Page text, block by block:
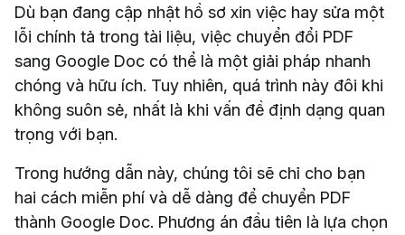
Dù bạn đang cập nhật hồ sơ xin việc hay sửa một
lỗi chính tả trong tài liệu, việc chuyển đổi PDF
sang Google Doc có thể là một giải pháp nhanh
chóng và hữu ích. Tuy nhiên, quá trình này đôi khi
không suôn sẻ, nhất là khi vấn đề định dạng quan
trọng với bạn.
Trong hướng dẫn này, chúng tôi sẽ chỉ cho bạn
hai cách miễn phí và dễ dàng để chuyển PDF
thành Google Doc. Phương án đầu tiên là lựa chọn